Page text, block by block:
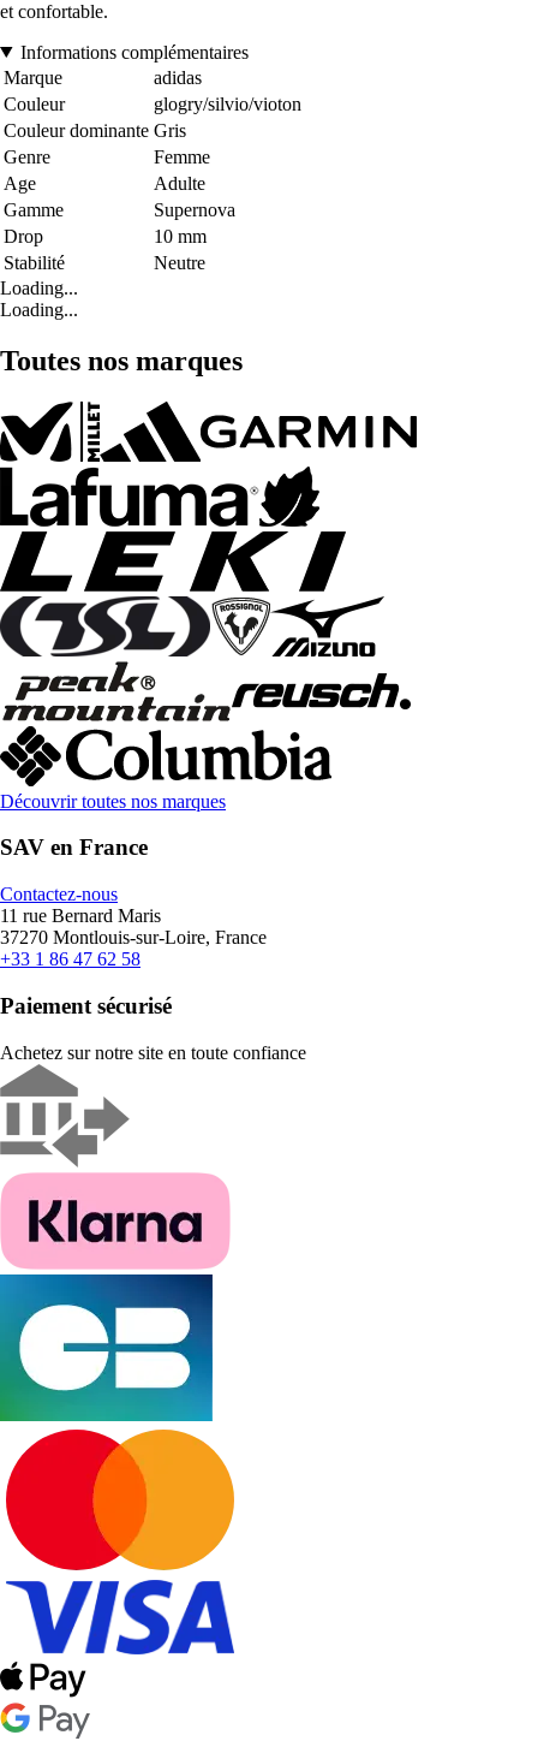
et confortable.
Informations complémentaires
Marque
adidas
Couleur
glogry/silvio/vioton
Couleur dominante Gris
Genre
Femme
Age
Adulte
Gamme
Supernova
Drop
10 mm
Stabilité
Neutre
Loading...
Loading...
Toutes nos marques
Découvrir toutes nos marques
SAV en France
Contactez-nous
11 rue Bernard Maris
37270 Montlouis-sur-Loire, France
+33 1 86 47 62 58
Paiement sécurisé
Achetez sur notre site en toute confiance